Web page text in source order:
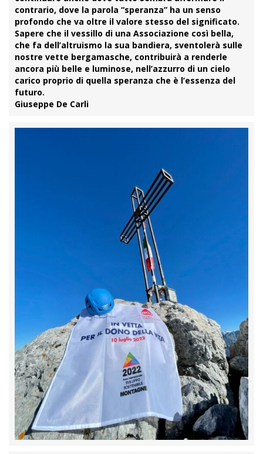
contrario, dove la parola “speranza” ha un senso
profondo che va oltre il valore stesso del significato.
Sapere che il vessillo di una Associazione così bella,
che fa dell’altruismo la sua bandiera, sventolerà sulle
nostre vette bergamasche, contribuirà a renderle
ancora più belle e luminose, nell’azzurro di un cielo
carico proprio di quella speranza che è l’essenza del
futuro.
Giuseppe De Carli